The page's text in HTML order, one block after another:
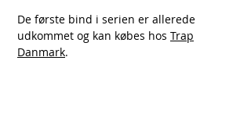
De første bind i serien er allerede
udkommet og kan købes hos Trap
Danmark.